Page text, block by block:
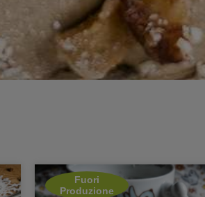
Fuori
Produzione